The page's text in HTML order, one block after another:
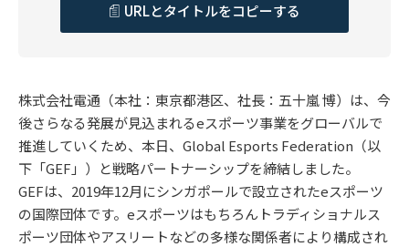
URLとタイトルをコピーする
株式会社電通（本社：東京都港区、社長：五十嵐 博）は、今
後さらなる発展が見込まれるeスポーツ事業をグローバルで
推進していくため、本日、Global Esports Federation（以
下「GEF」）と戦略パートナーシップを締結しました。
GEFは、2019年12月にシンガポールで設立されたeスポーツ
の国際団体です。eスポーツはもちろんトラディショナルス
ポーツ団体やアスリートなどの多様な関係者により構成され